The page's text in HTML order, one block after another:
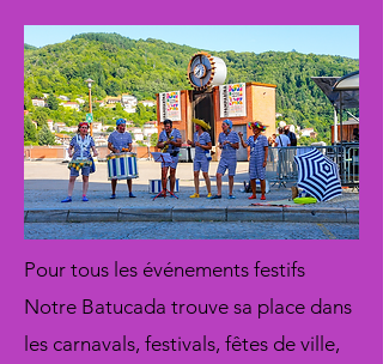
Pour tous les événements festifs
Notre Batucada trouve sa place dans
les carnavals, festivals, fêtes de ville,